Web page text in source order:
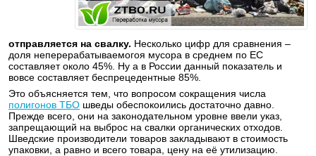
отправляется на свалку. Несколько цифр для сравнения –
доля неперерабатываемогоя мусора в среднем по ЕС
составляет около 45%. Ну а в России данный показатель и
вовсе составляет беспрецедентные 85%.
Это объясняется тем, что вопросом сокращения числа
полигонов ТБО шведы обеспокоились достаточно давно.
Прежде всего, они на законодательном уровне ввели указ,
запрещающий на выброс на свалки органических отходов.
Шведские производители товаров закладывают в стоимость
упаковки, а равно и всего товара, цену на её утилизацию.